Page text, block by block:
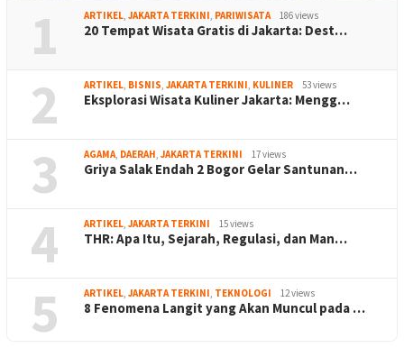
1 ARTIKEL, JAKARTA TERKINI, PARIWISATA 186 views
20 Tempat Wisata Gratis di Jakarta: Dest…
2 ARTIKEL, BISNIS, JAKARTA TERKINI, KULINER 53 views
Eksplorasi Wisata Kuliner Jakarta: Mengg…
3 AGAMA, DAERAH, JAKARTA TERKINI 17 views
Griya Salak Endah 2 Bogor Gelar Santunan…
4 ARTIKEL, JAKARTA TERKINI 15 views
THR: Apa Itu, Sejarah, Regulasi, dan Man…
5 ARTIKEL, JAKARTA TERKINI, TEKNOLOGI 12 views
8 Fenomena Langit yang Akan Muncul pada …